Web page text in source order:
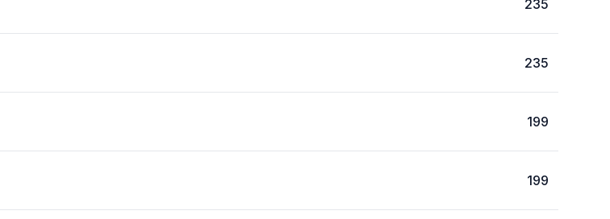
235
235
199
199